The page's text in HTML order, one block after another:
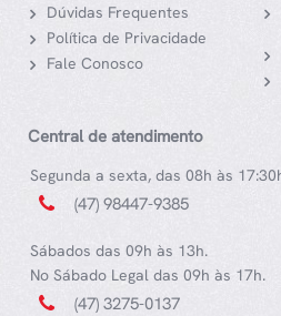
Dúvidas Frequentes
Política de Privacidade
Fale Conosco
Central de atendimento
Segunda a sexta, das 08h às
(47) 98447-9385
Sábados das 09h às 13h.
No Sábado Legal das 09h às 17h.
(47) 3275-0137